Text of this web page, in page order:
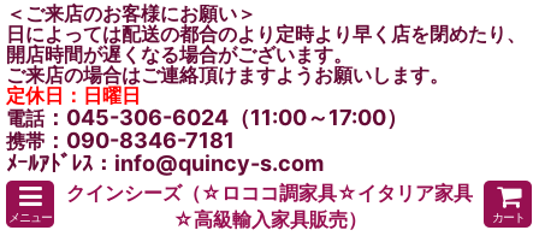
＜ご来店のお客様にお願い＞
日によっては配送の都合のより定時より早く店を閉めたり、
開店時間が遅くなる場合がございます。
ご来店の場合はご連絡頂けますようお願いします。
定休日：日曜日
電話：045-306-6024（11:00～17:00）
携帯 ：090-8346-7181
ﾒｰﾙｱﾄﾞﾚｽ：info@quincy-s.com
メニュー
クインシーズ（☆ロココ調家具☆イタリア家具
☆高級輸入家具販売）
カート